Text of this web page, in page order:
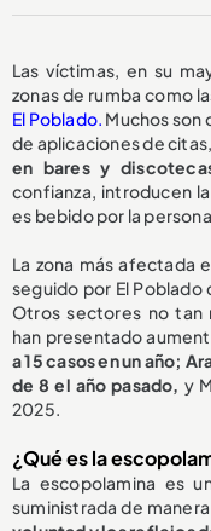
Las víctimas, en su
zonas de rumba como
El Poblado. Muchos son
de aplicaciones de citas,
en bares y
confianza, introducen
es bebido por la
La zona más afectada
seguido por El Poblado
Otros sectores no tan
han presentado
a 15 casos en un año;
de 8 el año pasado, y
2025.
¿Qué es la
La escopolamina es
suministrada de